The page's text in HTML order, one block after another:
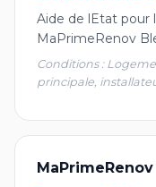
Aide de lEtat pour
MaPrimeRenov
Conditions :
principale,